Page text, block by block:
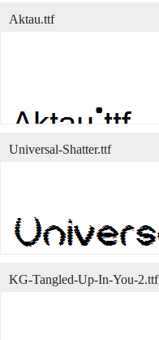
Aktau.ttf
Universal-Shatter.ttf
KG-Tangled-Up-In-You-2.ttf